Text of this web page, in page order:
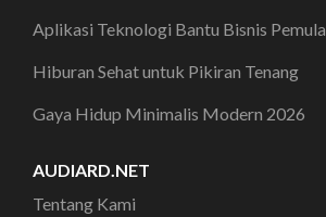
Aplikasi Teknologi Bantu Bisnis Pemula
Hiburan Sehat untuk Pikiran Tenang
Gaya Hidup Minimalis Modern 2026
AUDIARD.NET
Tentang Kami